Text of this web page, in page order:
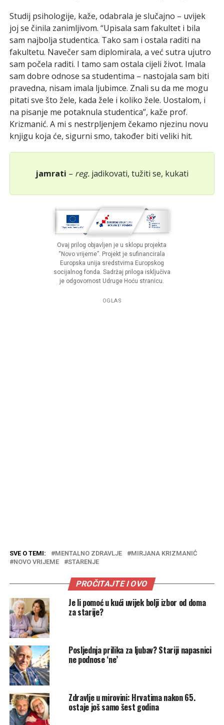
Studij psihologije, kaže, odabrala je slučajno – uvijek
joj se činila zanimljivom. “Upisala sam fakultet i bila
sam najbolja studentica. Tako sam i ostala raditi na
fakultetu. Navečer sam diplomirala, a već sutra ujutro
sam počela raditi. I tamo sam ostala cijeli život. Imala
sam dobre odnose sa studentima – nastojala sam biti
pravedna, nisam imala ljubimce. Znali su da me mogu
pitati sve što žele, kada žele i koliko žele. Uostalom, i
na pisanje me potaknula studentica”, kaže prof.
Krizmanić. A mi s nestrpljenjem čekamo njezinu novu
knjigu koja će, sigurni smo, također biti veliki hit.
jamrati – reg.jadikovati, tužiti se, kukati
Ovaj prilog objavljen je u sklopu projekta
“Novo vrijeme”. Projekt je sufinancirala
Europska unija sredstvima Europskog
socijalnog fonda. Sadržaj priloga isključiva
je odgovornost Udruge Hoću stranicu.
OGLAS
SVE O TEMI: MENTALNO ZDRAVLJE
MIRJANA KRIZMANIĆ
NOVO VRIJEME
STARENJE
PROČITAJTE I OVO
Je li pomoć u kući uvijek bolji izbor od doma
za starije?
Posljednja prilika za ljubav? Stariji napasnici
ne podnose ‘ne’
Zdravlje u mirovini: Hrvatima nakon 65.
ostaje još samo šest godina